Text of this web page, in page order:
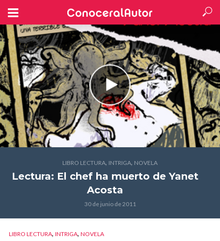
LIBRO LECTURA, INTRIGA, NOVELA
Lectura: El chef ha muerto de Yanet
Acosta
30 de junio de 2011
LIBRO LECTURA, INTRIGA, NOVELA